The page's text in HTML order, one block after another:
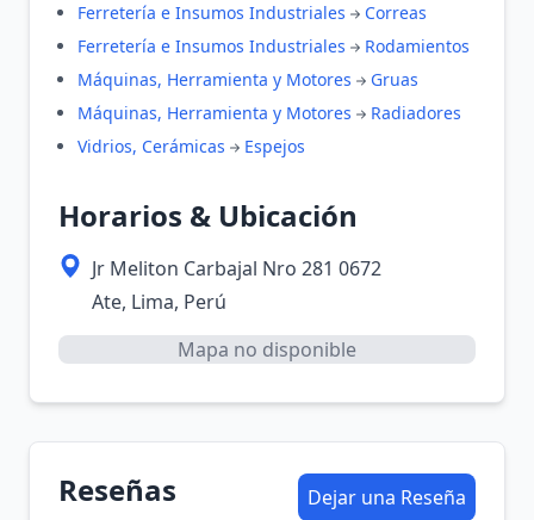
Ferretería e Insumos Industriales
Correas
Ferretería e Insumos Industriales
Rodamientos
Máquinas, Herramienta y Motores
Gruas
Máquinas, Herramienta y Motores
Radiadores
Vidrios, Cerámicas
Espejos
Horarios & Ubicación
Jr Meliton Carbajal Nro 281 0672
Ate, Lima, Perú
Mapa no disponible
Reseñas Dejar una Reseña